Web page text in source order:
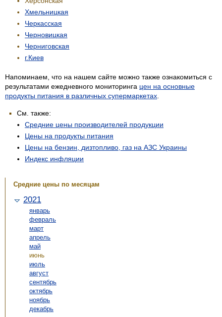
Хмельницкая
Черкасская
Черновицкая
Черниговская
г.Киев
Напоминаем, что на нашем сайте можно также ознакомиться с
результатами ежедневного мониторинга цен на основные
продукты питания в различных супермаркетах
См. также:
Средние цены производителей продукции
Цены на продукты питания
Цены на бензин, дизтопливо, газ на АЗС Украины
Индекс инфляции
Средние цены по месяцам
2021
январь
февраль
март
апрель
май
июнь
июль
август
сентябрь
октябрь
ноябрь
декабрь